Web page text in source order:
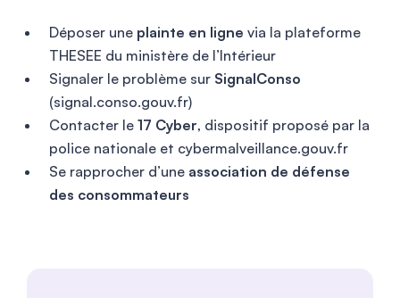
Déposer une plainte en ligne via la plateforme
THESEE du ministère de l’Intérieur
Signaler le problème sur SignalConso
(signal.conso.gouv.fr)
Contacter le 17 Cyber, dispositif proposé par la
police nationale et cybermalveillance.gouv.fr
Se rapprocher d’une association de défense
des consommateurs